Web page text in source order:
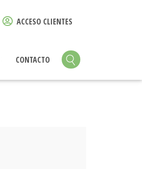
ACCESO CLIENTES
CONTACTO